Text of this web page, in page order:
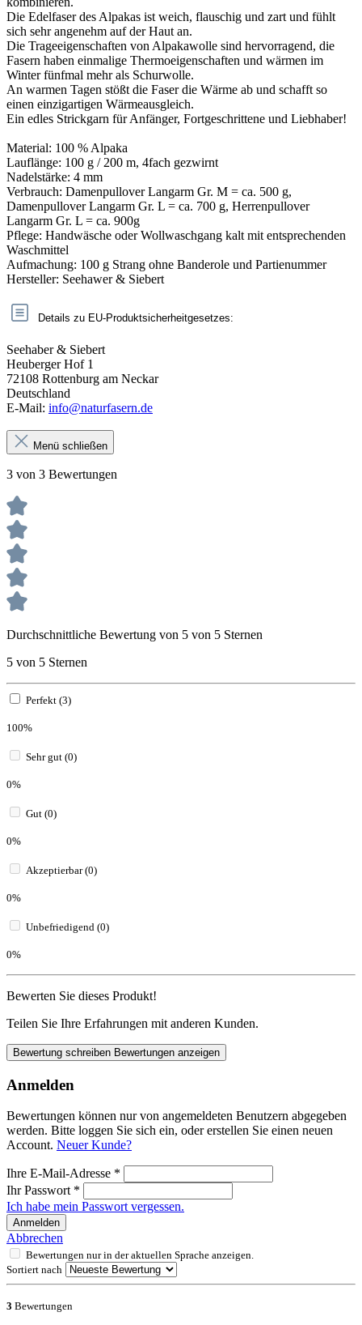
Die Edelfaser des Alpakas ist weich, flauschig und zart und fühlt
sich sehr angenehm auf der Haut an.
Die Trageeigenschaften von Alpakawolle sind hervorragend, die
Fasern haben einmalige Thermoeigenschaften und wärmen im
Winter fünfmal mehr als Schurwolle.
An warmen Tagen stößt die Faser die Wärme ab und schafft so
einen einzigartigen Wärmeausgleich.
Ein edles Strickgarn für Anfänger, Fortgeschrittene und Liebhaber!
Material: 100 % Alpaka
Lauflänge: 100 g / 200 m, 4fach gezwirnt
Nadelstärke: 4 mm
Verbrauch: Damenpullover Langarm Gr. M = ca. 500 g,
Damenpullover Langarm Gr. L = ca. 700 g, Herrenpullover
Langarm Gr. L = ca. 900g
Pflege: Handwäsche oder Wollwaschgang kalt mit entsprechenden
Waschmittel
Aufmachung: 100 g Strang ohne Banderole und Partienummer
Hersteller: Seehawer & Siebert
Details zu EU-Produktsicherheitgesetzes:
Seehaber & Siebert
Heuberger Hof 1
72108 Rottenburg am Neckar
Deutschland
E-Mail: info@naturfasern.de
Menü schließen
3 von 3 Bewertungen
Durchschnittliche Bewertung von 5 von 5 Sternen
5 von 5 Sternen
Perfekt (3)
100%
Sehr gut (0)
0%
Gut (0)
0%
Akzeptierbar (0)
0%
Unbefriedigend (0)
0%
Bewerten Sie dieses Produkt!
Teilen Sie Ihre Erfahrungen mit anderen Kunden.
Bewertung schreiben Bewertungen anzeigen
Anmelden
Bewertungen können nur von angemeldeten Benutzern abgegeben
werden. Bitte loggen Sie sich ein, oder erstellen Sie einen neuen
Account. Neuer Kunde?
Ihre E-Mail-Adresse *
Ihr Passwort *
Ich habe mein Passwort vergessen.
Anmelden
Abbrechen
Bewertungen nur in der aktuellen Sprache anzeigen.
Sortiert nach
3 Bewertungen